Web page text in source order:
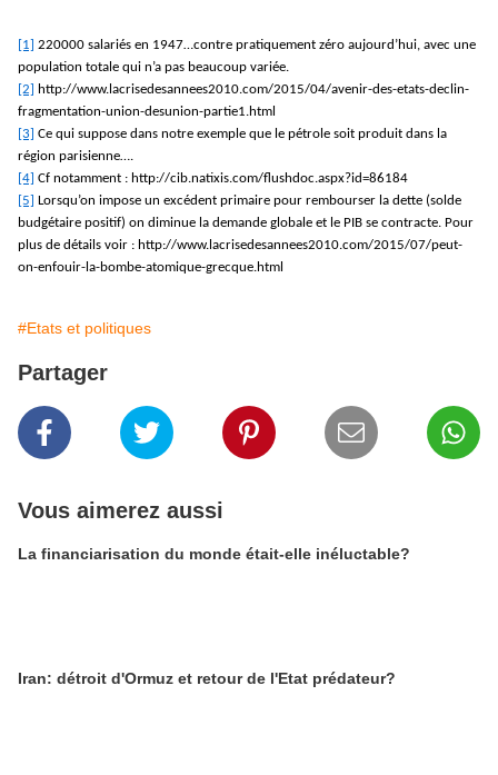
[1] 220000 salariés en 1947…contre pratiquement zéro aujourd’hui, avec une
population totale qui n’a pas beaucoup variée.
[2] http://www.lacrisedesannees2010.com/2015/04/avenir-des-etats-declin-
fragmentation-union-desunion-partie1.html
[3] Ce qui suppose dans notre exemple que le pétrole soit produit dans la
région parisienne….
[4] Cf notamment : http://cib.natixis.com/flushdoc.aspx?id=86184
[5] Lorsqu’on impose un excédent primaire pour rembourser la dette (solde
budgétaire positif) on diminue la demande globale et le PIB se contracte. Pour
plus de détails voir : http://www.lacrisedesannees2010.com/2015/07/peut-
on-enfouir-la-bombe-atomique-grecque.html
#Etats et politiques
Partager
Vous aimerez aussi
La financiarisation du monde était-elle inéluctable?
Iran: détroit d'Ormuz et retour de l'Etat prédateur?